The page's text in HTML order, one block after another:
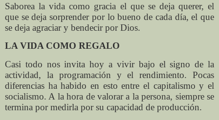
Saborea la vida como gracia el que se deja querer, el
que se deja sorprender por lo bueno de cada día, el que
se deja agraciar y bendecir por Dios.
LA VIDA COMO REGALO
Casi todo nos invita hoy a vivir bajo el signo de la
actividad, la programación y el rendimiento. Pocas
diferencias ha habido en esto entre el capitalismo y el
socialismo. A la hora de valorar a la persona, siempre se
termina por medirla por su capacidad de producción.